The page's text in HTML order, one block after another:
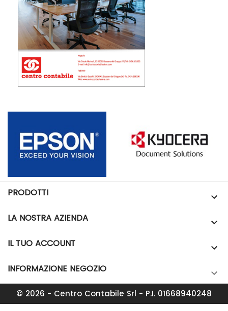
PRODOTTI 
LA NOSTRA AZIENDA 
IL TUO ACCOUNT 
INFORMAZIONE NEGOZIO 
© 2026 - Centro Contabile Srl - P.I. 01668940248